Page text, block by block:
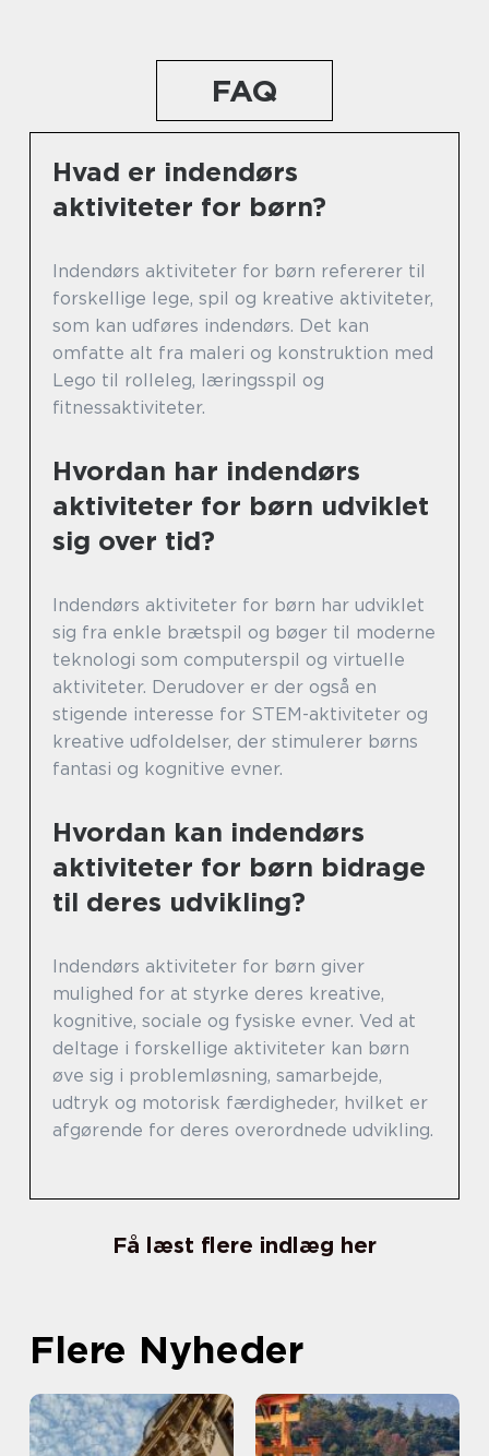
FAQ
Hvad er indendørs
aktiviteter for børn?
Indendørs aktiviteter for børn refererer til
forskellige lege, spil og kreative aktiviteter,
som kan udføres indendørs. Det kan
omfatte alt fra maleri og konstruktion med
Lego til rolleleg, læringsspil og
fitnessaktiviteter.
Hvordan har indendørs
aktiviteter for børn udviklet
sig over tid?
Indendørs aktiviteter for børn har udviklet
sig fra enkle brætspil og bøger til moderne
teknologi som computerspil og virtuelle
aktiviteter. Derudover er der også en
stigende interesse for STEM-aktiviteter og
kreative udfoldelser, der stimulerer børns
fantasi og kognitive evner.
Hvordan kan indendørs
aktiviteter for børn bidrage
til deres udvikling?
Indendørs aktiviteter for børn giver
mulighed for at styrke deres kreative,
kognitive, sociale og fysiske evner. Ved at
deltage i forskellige aktiviteter kan børn
øve sig i problemløsning, samarbejde,
udtryk og motorisk færdigheder, hvilket er
afgørende for deres overordnede udvikling.
Få læst flere indlæg her
Flere Nyheder